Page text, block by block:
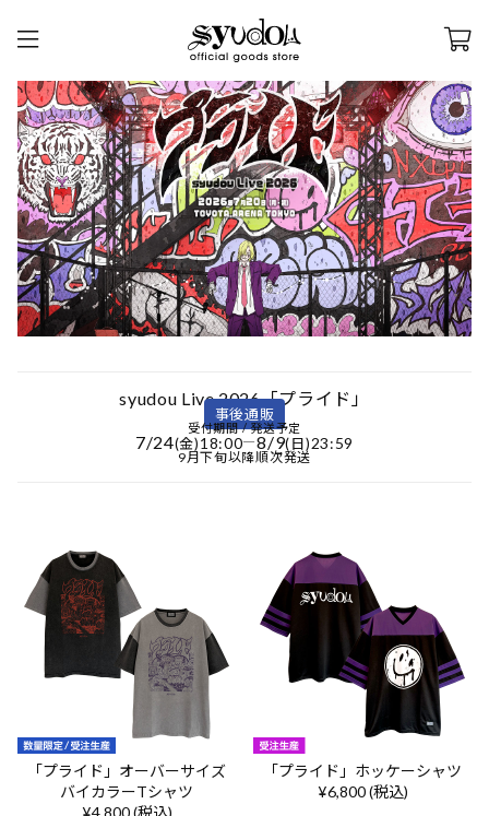
syudou Live 2026「プライド」
事後通販
受付期間 / 発送予定
7/24(金)18:00―8/9(日)23:59
9月下旬以降順次発送
「プライド」オーバーサイズ
バイカラーTシャツ
¥4,800 (税込)
「プライド」ホッケーシャツ
¥6,800 (税込)